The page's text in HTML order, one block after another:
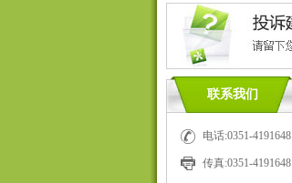
联系我们
电话:0351-4191648
传真:0351-4191648